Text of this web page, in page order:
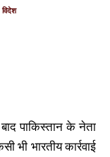
विदेश
पाकिस्तान के नेता
भी भारतीय कार्रवाई